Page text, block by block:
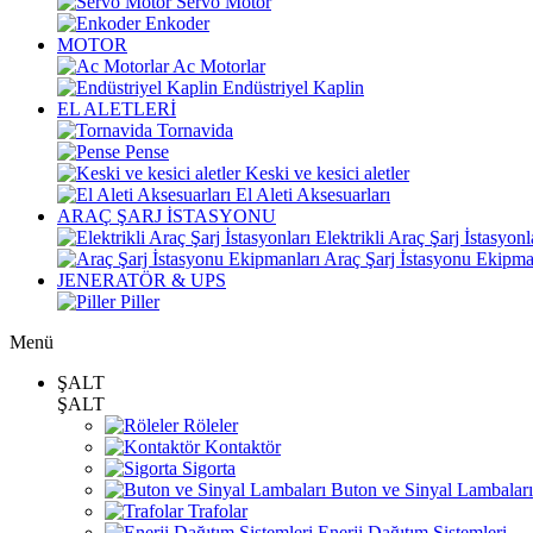
Enkoder
MOTOR
Ac Motorlar
Endüstriyel Kaplin
EL ALETLERİ
Tornavida
Pense
Keski ve kesici aletler
El Aleti Aksesuarları
ARAÇ ŞARJ İSTASYONU
Elektrikli Araç Şarj
Araç Şarj İstasyonu
JENERATÖR & UPS
Piller
Menü
ŞALT
ŞALT
Röleler
Kontaktör
Sigorta
Buton ve Sinyal Lambaları
Trafolar